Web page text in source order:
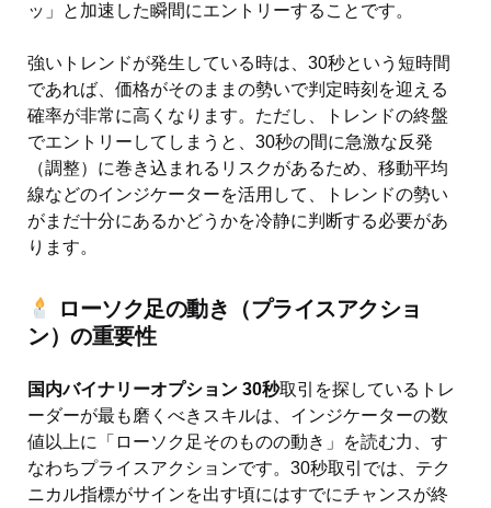
ッ」と加速した瞬間にエントリーすることです。
強いトレンドが発生している時は、30秒という短時間
であれば、価格がそのままの勢いで判定時刻を迎える
確率が非常に高くなります。ただし、トレンドの終盤
でエントリーしてしまうと、30秒の間に急激な反発
（調整）に巻き込まれるリスクがあるため、移動平均
線などのインジケーターを活用して、トレンドの勢い
がまだ十分にあるかどうかを冷静に判断する必要があ
ります。
ローソク足の動き（プライスアクショ
ン）の重要性
国内バイナリーオプション 30秒取引を探しているトレ
ーダーが最も磨くべきスキルは、インジケーターの数
値以上に「ローソク足そのものの動き」を読む力、す
なわちプライスアクションです。30秒取引では、テク
ニカル指標がサインを出す頃にはすでにチャンスが終